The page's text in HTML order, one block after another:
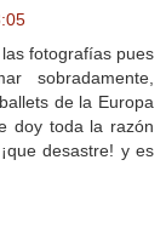
fotografías pues
sobradamente,
de la Europa
doy toda la razón
desastre! y es